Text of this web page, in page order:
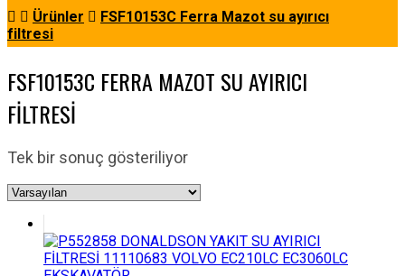
Ürünler
FSF10153C Ferra Mazot su ayırıcı
filtresi
FSF10153C FERRA MAZOT SU AYIRICI
FILTRESI
Tek bir sonuç gösteriliyor